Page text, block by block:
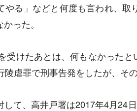
やる」などと何度も言われ、取
った。
受けたあとは、何もなかった
虐罪で刑事告発をしたが、そ
て、高井戸署は2017年4月24